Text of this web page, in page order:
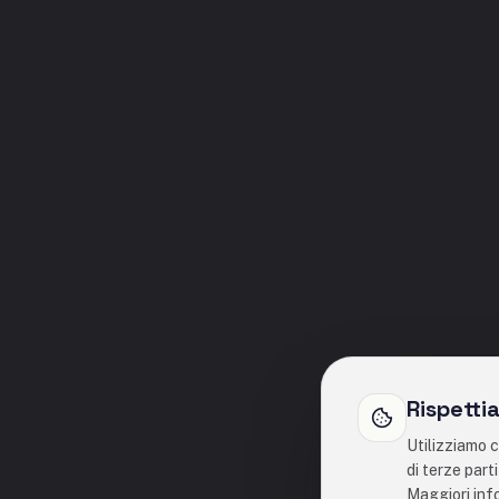
Utilizziamo
di terze
Maggiori